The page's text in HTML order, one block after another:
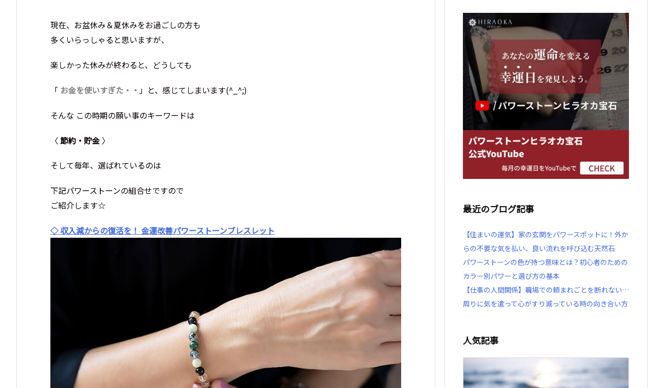
現在、お盆休み＆夏休みをお過ごしの方も
多くいらっしゃると思いますが、
楽しかった休みが終わると、どうしても
「 お金を使いすぎた・・ 」と、感じてしまいます(^_^;)
そんな この時期の願い事のキーワードは
〈 節約・貯金 〉
そして毎年、選ばれているのは
下記パワーストーンの組合せですので
ご紹介します☆
◇ 収入減からの復活を！ 金運改善パワーストーンブレスレット
最近のブログ記事
【住まいの運気】家の玄関をパワースポットに！外か
らの不要な気を払い、良い流れを呼び込む天然石
パワーストーンの色が持つ意味とは？初心者のための
カラー別パワーと選び方の基本
【仕事の人間関係】職場での頼まれごとを断れない…
周りに気を遣って心がすり減っている時の向き合い方
人気記事